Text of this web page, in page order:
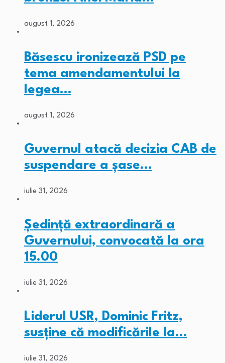
august 1, 2026
Băsescu ironizează PSD pe
tema amendamentului la
legea…
august 1, 2026
Guvernul atacă decizia CAB de
suspendare a șase…
iulie 31, 2026
Ședință extraordinară a
Guvernului, convocată la ora
15.00
iulie 31, 2026
Liderul USR, Dominic Fritz,
susține că modificările la…
iulie 31, 2026